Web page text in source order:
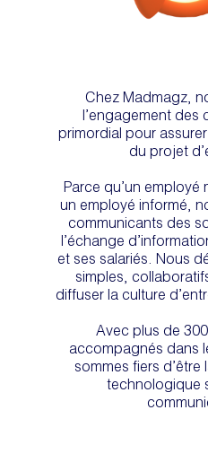
Chez Madmagz,
l’engagement des
primordial pour
du projet
Parce qu’un
un employé informé,
communicants des
l’échange
et ses salariés. Nous
simples,
diffuser la culture
Avec plus de
accompagnés dans
sommes fiers
technologique